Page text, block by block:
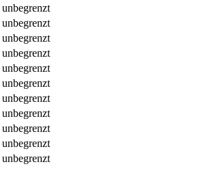
unbegrenzt
unbegrenzt
unbegrenzt
unbegrenzt
unbegrenzt
unbegrenzt
unbegrenzt
unbegrenzt
unbegrenzt
unbegrenzt
unbegrenzt